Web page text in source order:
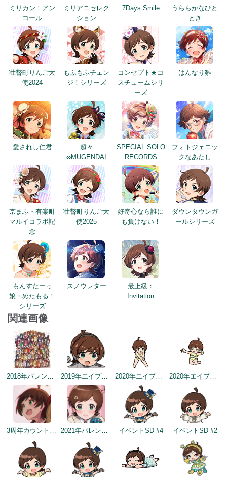
ミリカン！アン
コール
ミリアニセレク
ション
7Days Smile
うららかなひと
とき
壮瞥町りんご大
使2024
もふもふチェン
ジ！シリーズ
コンセプト★コ
スチュームシリ
ーズ
はんなり雛
愛されし仁君
超々
∞MUGENDAI
SPECIAL SOLO
RECORDS
フォトジェニッ
クなあたし
京まふ・有楽町
マルイコラボ記
念
壮瞥町りんご大
使2025
好奇心なら誰に
も負けない！
ダウンタウンガ
ールシリーズ
もんすたーっ
娘・めたもる！
シリーズ
スノウレター
最上級：
Invitation
関連画像
2018年バレンタインデー公式ツイート 2019年エイプリルミニゲーム 2020年エイプリルフールネタ 2020年エイプリルフールネタ
3周年カウントダウンイラスト 2021年バレンタインデートップ画面 イベントSD #4 イベントSD #2